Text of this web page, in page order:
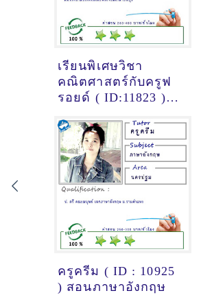
เรียนพิเศษวิชา
คณิตศาสตร์กับครูฟ
รอยด์ ( ID:11823 )
ครูครีม ( ID : 10925
) สอนภาษาอังกฤษ